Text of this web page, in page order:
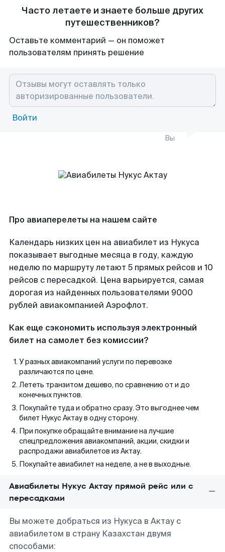
Часто летаете и знаете больше других
путешественников?
Оставьте комментарий — он поможет
пользователям принять решение
Войти
Вы
Про авиаперелеты на нашем сайте
Календарь низких цен на авиабилет из Нукуса
показывает выгодные месяца в году, каждую
неделю по маршруту летают 5 прямых рейсов и 10
рейсов с пересадкой. Цена варьируется, самая
дорогая из найденных пользователями 9000
рублей авиакомпанией Аэрофлот.
Как еще сэкономить используя электронный
билет на самолет без комиссии?
У разных авиакомпаний услуги по перевозке
различаются по цене.
Лететь транзитом дешево, по сравнению от и до
конечных пунктов.
Покупайте туда и обратно сразу. Это выгоднее чем
билет Нукус Актау в одну сторону.
При покупке обращайте внимание на лучшие
спецпредложения авиакомпаний, акции, скидки и
распродажи авиабилетов из Актау.
Покупайте авиабилет на неделе, а не в выходные.
Авиабилеты Нукус Актау прямой рейс или с
пересадками
Вы можете добраться из Нукуса в Актау с
авиабилетом в страну Казахстан двумя
способами: